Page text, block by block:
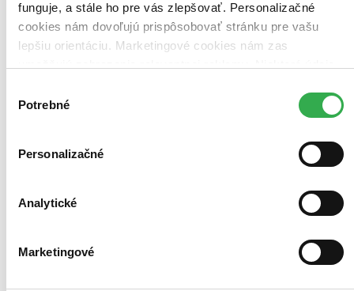
funguje, a stále ho pre vás zlepšovať. Personalizačné
cookies nám dovoľujú prispôsobovať stránku pre vašu
lepšiu orientáciu. Marketingové cookies nám zas
keby sme mohli používať všetky tieto cookies. Ďakujeme!
súhlasu
Potrebné
Personalizačné
Analytické
Marketingové
Vložiť do košíka